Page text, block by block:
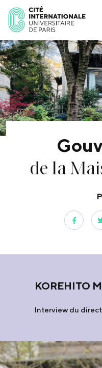
de la
KOREHITO
Interview du